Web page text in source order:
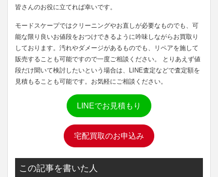
皆さんのお役に立てれば幸いです。
モードスケープではクリーニングやお直しが必要なものでも、可
能な限り良いお値段をおつけできるように吟味しながらお買取り
しております。汚れやダメージがあるものでも、リペアを施して
販売することも可能ですので一度ご相談ください。 とりあえず値
段だけ聞いて検討したいという場合は、LINE査定などで査定額を
見積もることも可能です。お気軽にご相談ください。
LINEでお見積もり
宅配買取のお申込み
この記事を書いた人